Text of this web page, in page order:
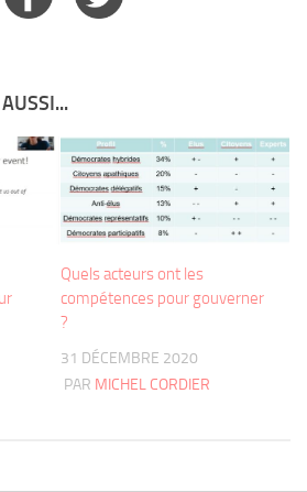
Quels acteurs ont les
compétences pour gouverner
?
31 DÉCEMBRE 2020
PAR MICHEL CORDIER